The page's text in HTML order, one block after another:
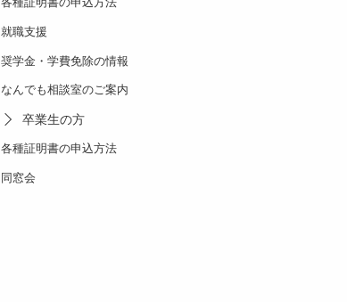
就職支援
奨学金・学費免除の情報
なんでも相談室のご案内
卒業生の方
各種証明書の申込方法
同窓会